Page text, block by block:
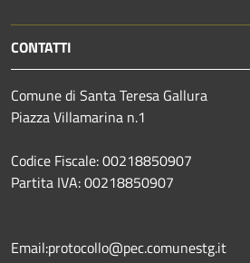
CONTATTI
Comune di Santa Teresa Gallura
Piazza Villamarina n.1
Codice Fiscale: 00218850907
Partita IVA: 00218850907
Email:protocollo@pec.comunestg.it